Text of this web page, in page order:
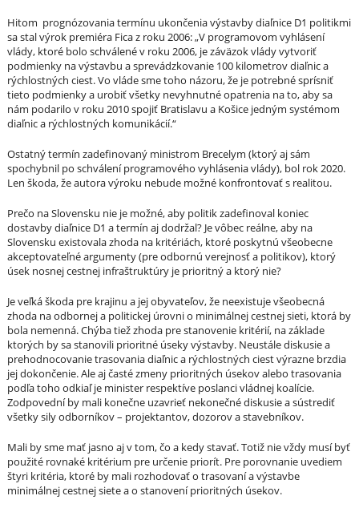
Hitom prognózovania termínu ukončenia výstavby diaľnice D1 politikmi
sa stal výrok premiéra Fica z roku 2006: „V programovom vyhlásení
vlády, ktoré bolo schválené v roku 2006, je záväzok vlády vytvoriť
podmienky na výstavbu a sprevádzkovanie 100 kilometrov diaľnic a
rýchlostných ciest. Vo vláde sme toho názoru, že je potrebné sprísniť
tieto podmienky a urobiť všetky nevyhnutné opatrenia na to, aby sa
nám podarilo v roku 2010 spojiť Bratislavu a Košice jedným systémom
diaľnic a rýchlostných komunikácií.“
Ostatný termín zadefinovaný ministrom Brecelym (ktorý aj sám
spochybnil po schválení programového vyhlásenia vlády), bol rok 2020.
Len škoda, že autora výroku nebude možné konfrontovať s realitou.
Prečo na Slovensku nie je možné, aby politik zadefinoval koniec
dostavby diaľnice D1 a termín aj dodržal? Je vôbec reálne, aby na
Slovensku existovala zhoda na kritériách, ktoré poskytnú všeobecne
akceptovateľné argumenty (pre odbornú verejnosť a politikov), ktorý
úsek nosnej cestnej infraštruktúry je prioritný a ktorý nie?
Je veľká škoda pre krajinu a jej obyvateľov, že neexistuje všeobecná
zhoda na odbornej a politickej úrovni o minimálnej cestnej sieti, ktorá by
bola nemenná. Chýba tiež zhoda pre stanovenie kritérií, na základe
ktorých by sa stanovili prioritné úseky výstavby. Neustále diskusie a
prehodnocovanie trasovania diaľnic a rýchlostných ciest výrazne brzdia
jej dokončenie. Ale aj časté zmeny prioritných úsekov alebo trasovania
podľa toho odkiaľ je minister respektíve poslanci vládnej koalície.
Zodpovední by mali konečne uzavrieť nekonečné diskusie a sústrediť
všetky sily odborníkov – projektantov, dozorov a stavebníkov.
Mali by sme mať jasno aj v tom, čo a kedy stavať. Totiž nie vždy musí byť
použité rovnaké kritérium pre určenie priorít. Pre porovnanie uvediem
štyri kritéria, ktoré by mali rozhodovať o trasovaní a výstavbe
minimálnej cestnej siete a o stanovení prioritných úsekov.